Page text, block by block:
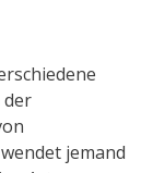
der
jemand